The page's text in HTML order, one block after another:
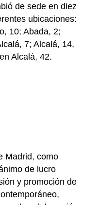
de sede en diez
ubicaciones:
10; Abada, 2;
7; Alcalá, 14,
Alcalá, 42.
Madrid, como
de lucro
y promoción de